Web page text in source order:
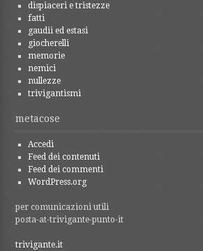
dispiaceri e tristezze
fatti
gaudii ed estasi
giocherelli
memorie
nemici
nullezze
trivigantismi
metacose
Accedi
Feed dei contenuti
Feed dei commenti
WordPress.org
per comunicazioni utili
posta-at-trivigante-punto-it
trivigante.it